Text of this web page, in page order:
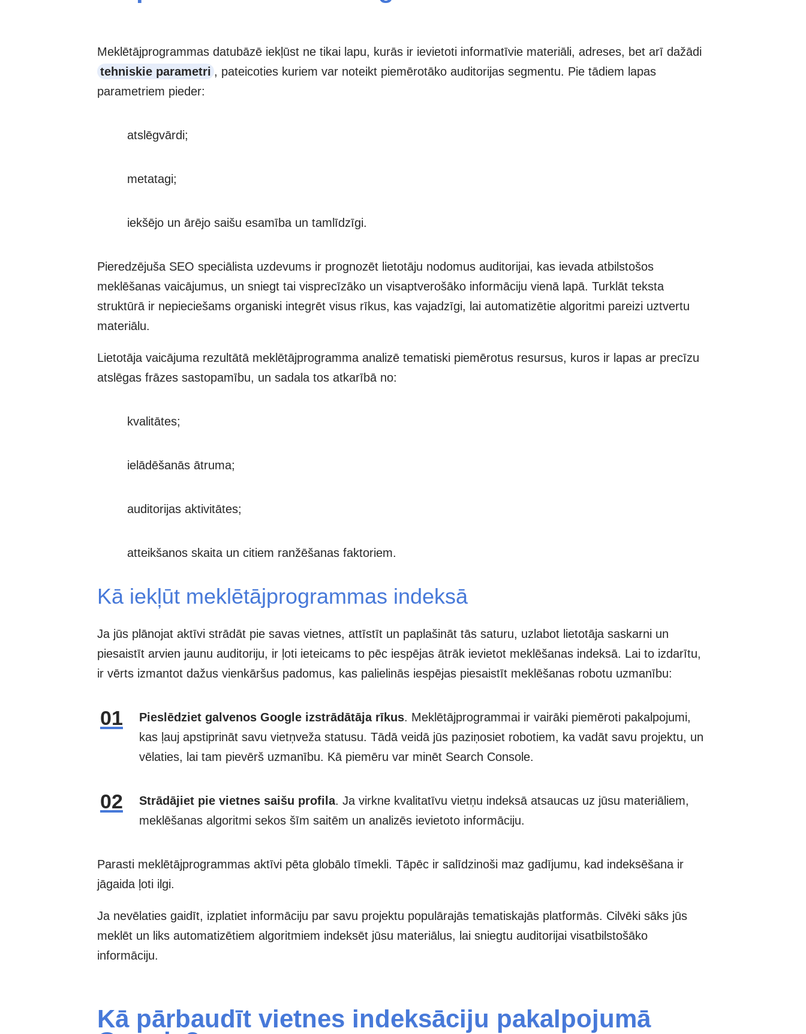
Meklētājprogrammas datubāzē iekļūst ne tikai lapu, kurās ir ievietoti informatīvie materiāli, adreses, bet arī dažādi
tehniskie parametri , pateicoties kuriem var noteikt piemērotāko auditorijas segmentu. Pie tādiem lapas
parametriem pieder:
atslēgvārdi;
metatagi;
iekšējo un ārējo saišu esamība un tamlīdzīgi.
Pieredzējuša SEO speciālista uzdevums ir prognozēt lietotāju nodomus auditorijai, kas ievada atbilstošos
meklēšanas vaicājumus, un sniegt tai visprecīzāko un visaptverošāko informāciju vienā lapā. Turklāt teksta
struktūrā ir nepieciešams organiski integrēt visus rīkus, kas vajadzīgi, lai automatizētie algoritmi pareizi uztvertu
materiālu.
Lietotāja vaicājuma rezultātā meklētājprogramma analizē tematiski piemērotus resursus, kuros ir lapas ar precīzu
atslēgas frāzes sastopamību, un sadala tos atkarībā no:
kvalitātes;
ielādēšanās ātruma;
auditorijas aktivitātes;
atteikšanos skaita un citiem ranžēšanas faktoriem.
Kā iekļūt meklētājprogrammas indeksā
Ja jūs plānojat aktīvi strādāt pie savas vietnes, attīstīt un paplašināt tās saturu, uzlabot lietotāja saskarni un
piesaistīt arvien jaunu auditoriju, ir ļoti ieteicams to pēc iespējas ātrāk ievietot meklēšanas indeksā. Lai to izdarītu,
ir vērts izmantot dažus vienkāršus padomus, kas palielinās iespējas piesaistīt meklēšanas robotu uzmanību:
Pieslēdziet galvenos Google izstrādātāja rīkus. Meklētājprogrammai ir vairāki piemēroti pakalpojumi,
kas ļauj apstiprināt savu vietņveža statusu. Tādā veidā jūs paziņosiet robotiem, ka vadāt savu projektu, un
vēlaties, lai tam pievērš uzmanību. Kā piemēru var minēt Search Console.
Strādājiet pie vietnes saišu profila. Ja virkne kvalitatīvu vietņu indeksā atsaucas uz jūsu materiāliem,
meklēšanas algoritmi sekos šīm saitēm un analizēs ievietoto informāciju.
Parasti meklētājprogrammas aktīvi pēta globālo tīmekli. Tāpēc ir salīdzinoši maz gadījumu, kad indeksēšana ir
jāgaida ļoti ilgi.
Ja nevēlaties gaidīt, izplatiet informāciju par savu projektu populārajās tematiskajās platformās. Cilvēki sāks jūs
meklēt un liks automatizētiem algoritmiem indeksēt jūsu materiālus, lai sniegtu auditorijai visatbilstošāko
informāciju.
Kā pārbaudīt vietnes indeksāciju pakalpojumā